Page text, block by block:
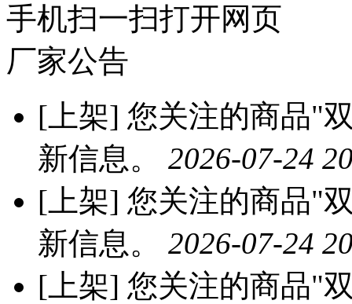
手机扫一扫打开网页
厂家公告
[上架] 您关注的商品"
新信息。 2026-07-24
[上架] 您关注的商品"
新信息。 2026-07-24
[上架] 您关注的商品"